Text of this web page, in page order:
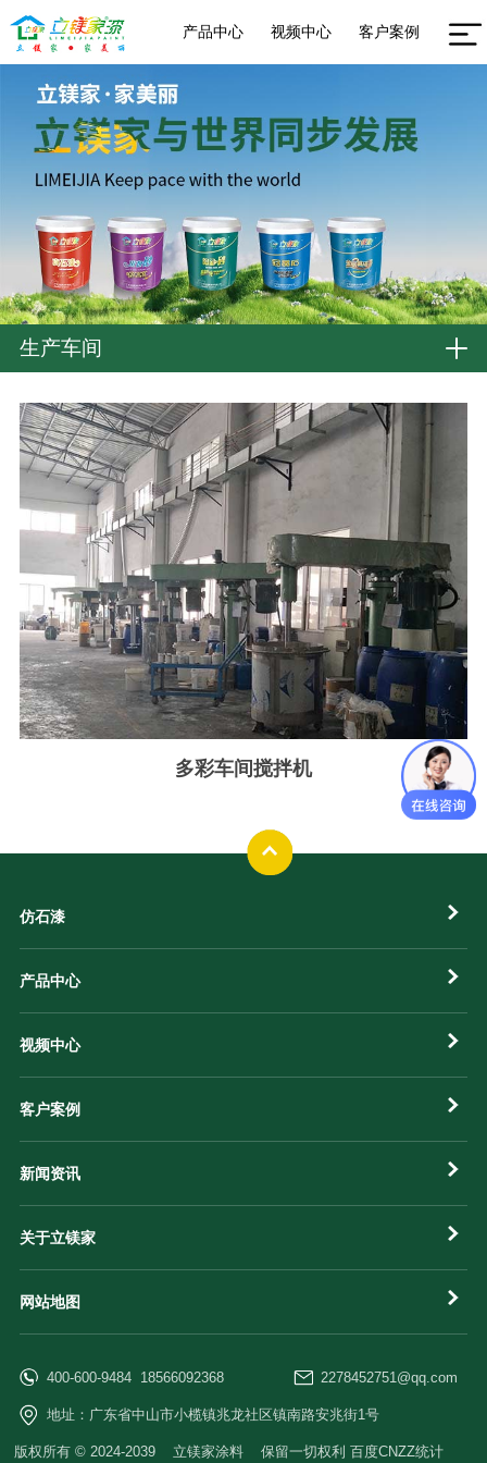
产品中心 视频中心 客户案例
生产车间
多彩车间搅拌机
仿石漆
产品中心
视频中心
客户案例
新闻资讯
关于立镁家
网站地图
400-600-9484 18566092368 2278452751@qq.com
地址：广东省中山市小榄镇兆龙社区镇南路安兆街1号
版权所有 © 2024-2039 立镁家涂料 保留一切权利 百度CNZZ统计